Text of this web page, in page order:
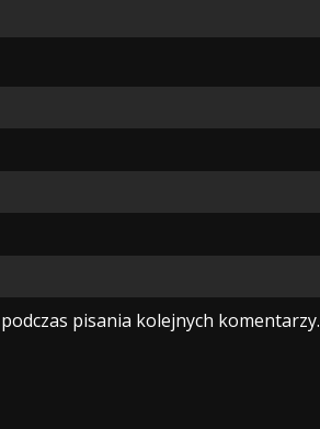
pisania kolejnych komentarzy.